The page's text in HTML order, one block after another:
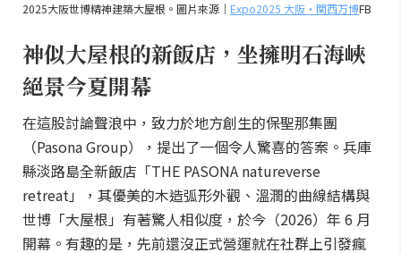
2025大阪世博精神建築大屋根。圖片來源｜ Expo2025 大阪・関西万博FB
神似大屋根的新飯店，坐擁明石海峽
絕景今夏開幕
在這股討論聲浪中，致力於地方創生的保聖那集團
（Pasona Group），提出了一個令人驚喜的答案。兵庫
縣淡路島全新飯店「THE PASONA natureverse
retreat」，其優美的木造弧形外觀、溫潤的曲線結構與
世博「大屋根」有著驚人相似度，於今（2026）年 6 月
開幕。有趣的是，先前還沒正式營運就在社群上引發瘋